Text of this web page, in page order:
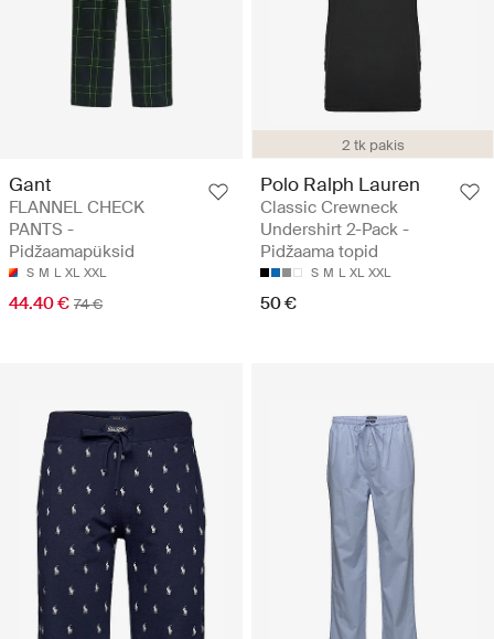
Gant
FLANNEL CHECK
PANTS -
Pidžaamapüksid
S M L XL XXL
44.40 € 74 €
2 tk pakis
Polo Ralph Lauren
Classic Crewneck
Undershirt 2-Pack -
Pidžaama topid
S M L XL XXL
50 €